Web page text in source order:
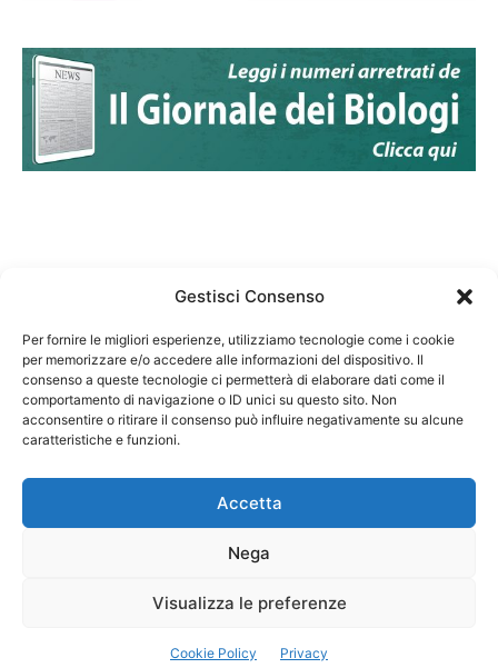
Gestisci Consenso
Per fornire le migliori esperienze, utilizziamo tecnologie come i cookie
per memorizzare e/o accedere alle informazioni del dispositivo. Il
consenso a queste tecnologie ci permetterà di elaborare dati come il
comportamento di navigazione o ID unici su questo sito. Non
acconsentire o ritirare il consenso può influire negativamente su alcune
caratteristiche e funzioni.
Accetta
Nega
Visualizza le preferenze
Cookie Policy Privacy
Federazione Nazionale Degli Ordini dei Biologi:
codice fiscale 80069130583
Responsabile sito internet www.fnob.it: Vincenzo
Privacy Policy Cookie Policy
Rights Reserved.